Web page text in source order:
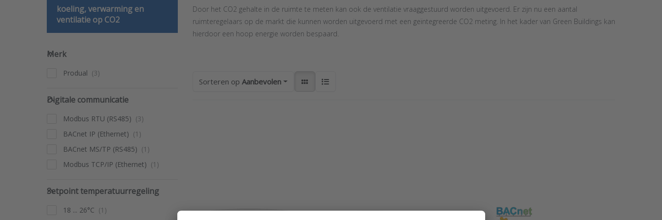
koeling, verwarming en
ventilatie op CO2
Merk
Merk
Produal
Digitale communicatie
Digitale communicatie
Modbus RTU (RS485)
BACnet IP (Ethernet)
BACnet MS/TP (RS485)
Modbus TCP/IP (Ethernet)
Setpoint temperatuurregeling
Setpoint temperatuurregeling
18 ... 26°C
Door het CO2 gehalte in de ruimte te meten kan ook de ventilatie vraaggestuurd worden uitgevoerd. Er zijn nu een aantal
ruimteregelaars op de markt die kunnen worden uitgevoerd met een geïntegreerde CO2 meting. In het kader van Green Buildings kan
hierdoor een hoop energie worden bespaard.
Sorteren op Aanbevolen